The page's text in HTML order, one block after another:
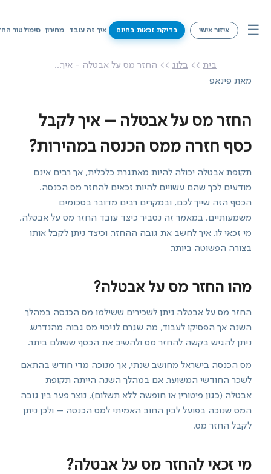
☰ איזור אישי בדיקת זכאות בחינם איך זה עובד מחירון סימולטור
סימולטור החזרי מס
שירותים
מידע על זכאויות
צרו קשר
בדיקת זכאות בחינם
בית >> בלוג >> החזר מס על אבטלה - איך...
מאת פינאפ
החזר מס על אבטלה – איך לקבל
כסף חזרה ממס הכנסה במהירות?
תקופת אבטלה יכולה להיות מאתגרת כלכלית, אך רבים אינם
מודעים לכך שהם עשויים להיות זכאים להחזר מס הכנסה.
הכסף הזה שייך לכם, ובמקרים רבים מדובר בסכומים
משמעותיים. במאמר זה נסביר כיצד עובד החזר מס על אבטלה,
מי זכאי לו, איך לחשב את גובה ההחזר, וכיצד ניתן לקבל אותו
בצורה הפשוטה ביותר.
מהו החזר מס על אבטלה?
החזר מס על אבטלה ניתן לשכירים ששילמו מס הכנסה במהלך
השנה אך הפסיקו לעבוד, מה שגרם לניכוי מס גבוה מהנדרש.
ניתן להגיש בקשה להחזר מס ולהשיב את הכסף ששולם ביתר.
מס הכנסה בישראל מחושב שנתי, אך מנוכה מדי חודש בהתאם
לשכר החודשי המשוער. אם במהלך השנה הייתה תקופת
אבטלה (כגון פיטורין או חופשה ללא תשלום), נוצר פער בין גובה
המס שנוכה בפועל לבין החוב האמיתי למס הכנסה – ולכן ניתן
לקבל החזר מס.
מי זכאי להחזר מס על אבטלה?